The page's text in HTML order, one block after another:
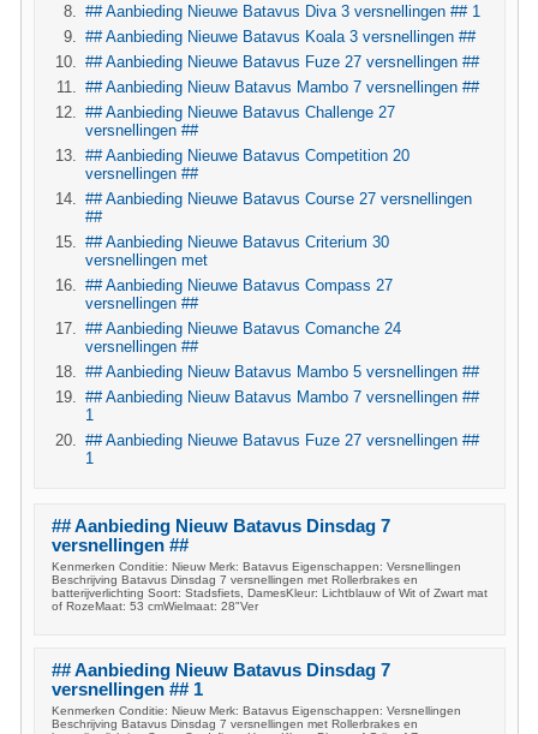
## Aanbieding Nieuwe Batavus Diva 3 versnellingen ## 1
## Aanbieding Nieuwe Batavus Koala 3 versnellingen ##
## Aanbieding Nieuwe Batavus Fuze 27 versnellingen ##
## Aanbieding Nieuw Batavus Mambo 7 versnellingen ##
## Aanbieding Nieuwe Batavus Challenge 27
versnellingen ##
## Aanbieding Nieuwe Batavus Competition 20
versnellingen ##
## Aanbieding Nieuwe Batavus Course 27 versnellingen
##
## Aanbieding Nieuwe Batavus Criterium 30
versnellingen met
## Aanbieding Nieuwe Batavus Compass 27
versnellingen ##
## Aanbieding Nieuwe Batavus Comanche 24
versnellingen ##
## Aanbieding Nieuw Batavus Mambo 5 versnellingen ##
## Aanbieding Nieuw Batavus Mambo 7 versnellingen ##
1
## Aanbieding Nieuwe Batavus Fuze 27 versnellingen ##
1
## Aanbieding Nieuw Batavus Dinsdag 7
versnellingen ##
Kenmerken Conditie: Nieuw Merk: Batavus Eigenschappen: Versnellingen
Beschrijving Batavus Dinsdag 7 versnellingen met Rollerbrakes en
batterijverlichting Soort: Stadsfiets, DamesKleur: Lichtblauw of Wit of Zwart mat
of RozeMaat: 53 cmWielmaat: 28"Ver
## Aanbieding Nieuw Batavus Dinsdag 7
versnellingen ## 1
Kenmerken Conditie: Nieuw Merk: Batavus Eigenschappen: Versnellingen
Beschrijving Batavus Dinsdag 7 versnellingen met Rollerbrakes en